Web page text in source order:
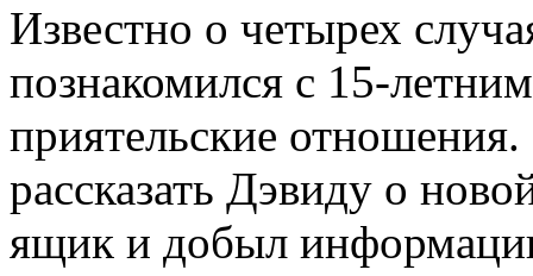
Известно о четырех
познакомился с 15-
приятельские
рассказать Дэвиду о
ящик и добыл